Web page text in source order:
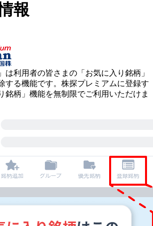
報
は利用者の皆さまの 「お気に入り銘柄」
する機能です。 株探プレミアムに登録す
銘柄」機能を無制限でご利用いただけま